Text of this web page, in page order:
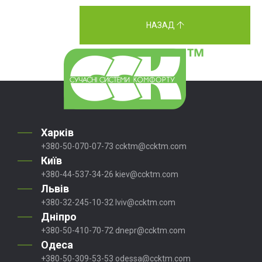
НАЗАД
Харків
+380-50-070-07-73 ccktm@ccktm.com
Київ
+380-44-537-34-26 kiev@ccktm.com
Львів
+380-32-245-10-32 lviv@ccktm.com
Дніпро
+380-50-410-70-72 dnepr@ccktm.com
Одеса
+380-50-309-53-53 odessa@ccktm.com